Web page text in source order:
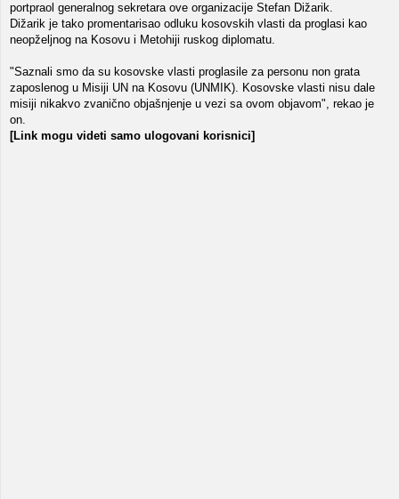
portpraol generalnog sekretara ove organizacije Stefan Dižarik.
Dižarik je tako promentarisao odluku kosovskih vlasti da proglasi kao
neopželjnog na Kosovu i Metohiji ruskog diplomatu.
"Saznali smo da su kosovske vlasti proglasile za personu non grata
zaposlenog u Misiji UN na Kosovu (UNMIK). Kosovske vlasti nisu dale
misiji nikakvo zvanično objašnjenje u vezi sa ovom objavom", rekao je
on.
[Link mogu videti samo ulogovani korisnici]